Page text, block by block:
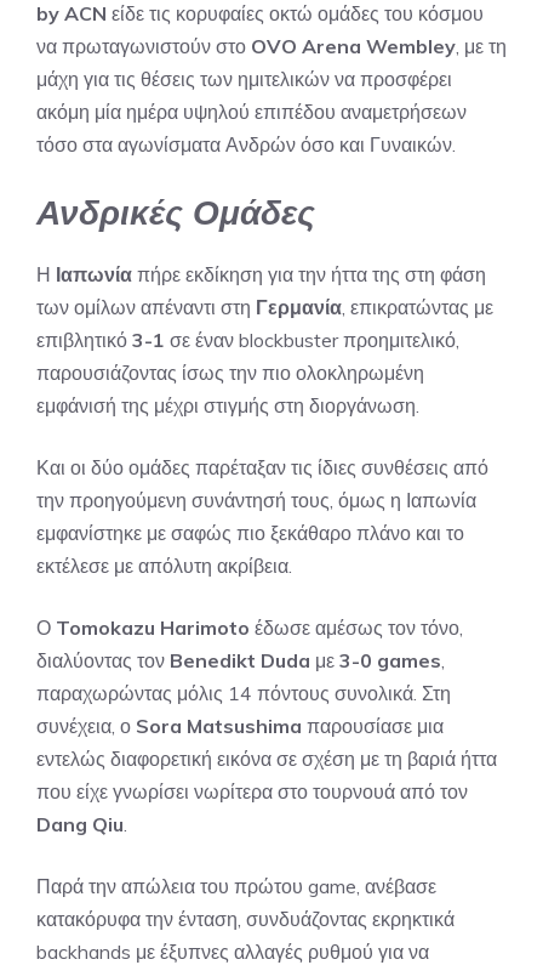
by ACN είδε τις κορυφαίες οκτώ ομάδες του κόσμου
να πρωταγωνιστούν στο OVO Arena Wembley, με τη
μάχη για τις θέσεις των ημιτελικών να προσφέρει
ακόμη μία ημέρα υψηλού επιπέδου αναμετρήσεων
τόσο στα αγωνίσματα Ανδρών όσο και Γυναικών.
Ανδρικές Ομάδες
Η Ιαπωνία πήρε εκδίκηση για την ήττα της στη φάση
των ομίλων απέναντι στη Γερμανία, επικρατώντας με
επιβλητικό 3-1 σε έναν blockbuster προημιτελικό,
παρουσιάζοντας ίσως την πιο ολοκληρωμένη
εμφάνισή της μέχρι στιγμής στη διοργάνωση.
Και οι δύο ομάδες παρέταξαν τις ίδιες συνθέσεις από
την προηγούμενη συνάντησή τους, όμως η Ιαπωνία
εμφανίστηκε με σαφώς πιο ξεκάθαρο πλάνο και το
εκτέλεσε με απόλυτη ακρίβεια.
Ο Tomokazu Harimoto έδωσε αμέσως τον τόνο,
διαλύοντας τον Benedikt Duda με 3-0 games,
παραχωρώντας μόλις 14 πόντους συνολικά. Στη
συνέχεια, ο Sora Matsushima παρουσίασε μια
εντελώς διαφορετική εικόνα σε σχέση με τη βαριά ήττα
που είχε γνωρίσει νωρίτερα στο τουρνουά από τον
Dang Qiu.
Παρά την απώλεια του πρώτου game, ανέβασε
κατακόρυφα την ένταση, συνδυάζοντας εκρηκτικά
backhands με έξυπνες αλλαγές ρυθμού για να